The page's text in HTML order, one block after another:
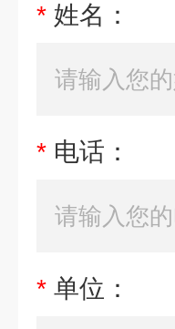
* 姓名：
* 电话：
* 单位：